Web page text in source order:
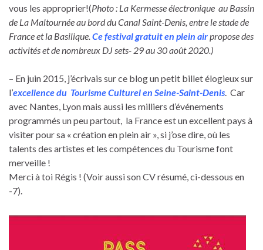
vous les approprier!(Photo : La Kermesse électronique au Bassin
de La Maltournée au bord du Canal Saint-Denis, entre le stade de
France et la Basilique.Ce festival gratuit en plein airpropose des
activités et de nombreux DJ sets- 29 au 30 août 2020.)
– En juin 2015, j’écrivais sur ce blog un petit billet élogieux sur
l’excellence du Tourisme Culturel en Seine-Saint-Denis. Car
avec Nantes, Lyon mais aussi les milliers d’événements
programmés un peu partout, la France est un excellent pays à
visiter pour sa « création en plein air », si j’ose dire, où les
talents des artistes et les compétences du Tourisme font
merveille !
Merci à toi Régis ! (Voir aussi son CV résumé, ci-dessous en
-7).